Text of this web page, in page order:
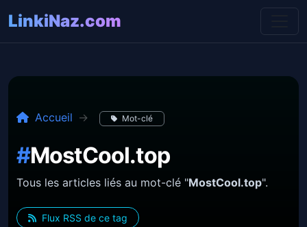
LinkiNaz.com
Accueil Mot-clé
#MostCool.top
Tous les articles liés au mot-clé "MostCool.top".
Flux RSS de ce tag